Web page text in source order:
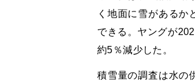
く地面に雪があるか
できる。ヤングが
約5％減少した。
積雪量の調査は水の